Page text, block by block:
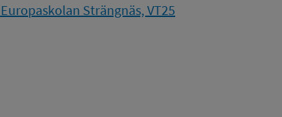
Strängnäs, VT25